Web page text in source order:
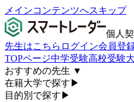
メインコンテンツへスキップ
個人
先生はこちら ログイン会員登
TOPページ中学受験高校受験
おすすめの先生 ▼
在籍大学で探す ▶
目的別で探す ▶